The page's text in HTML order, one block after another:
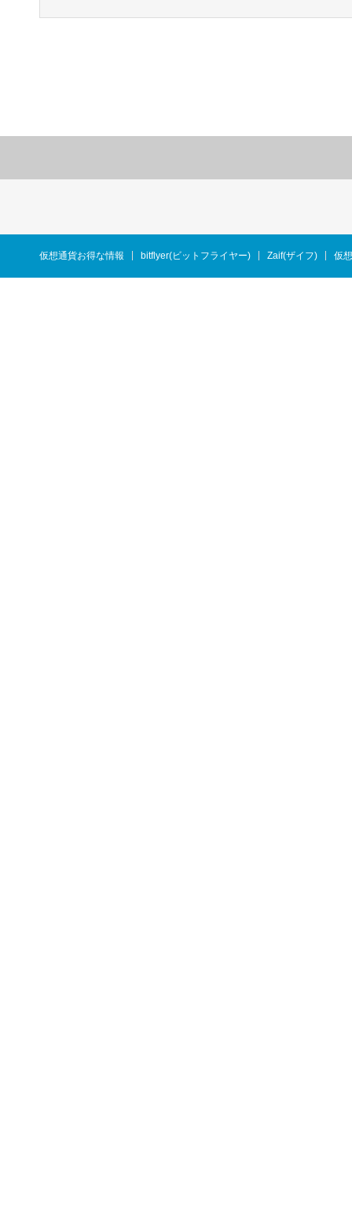
仮想通貨お得な情報 bitflyer(ビットフライヤー) Zaif(ザイフ) 仮